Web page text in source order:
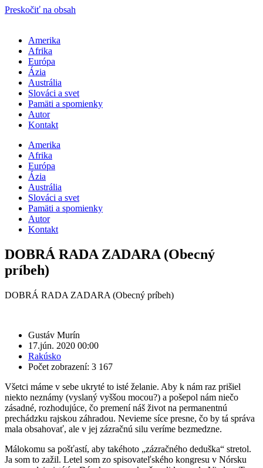
Preskočiť na obsah
Amerika
Afrika
Európa
Ázia
Austrália
Slováci a svet
Pamäti a spomienky
Autor
Kontakt
Amerika
Afrika
Európa
Ázia
Austrália
Slováci a svet
Pamäti a spomienky
Autor
Kontakt
DOBRÁ RADA ZADARA (Obecný
príbeh)
DOBRÁ RADA ZADARA (Obecný príbeh)
Gustáv Murín
17.jún. 2020 00:00
Rakúsko
Počet zobrazení: 3 167
Všetci máme v sebe ukryté to isté želanie. Aby k nám raz prišiel
niekto neznámy (vyslaný vyššou mocou?) a pošepol nám niečo
zásadné, rozhodujúce, čo premení náš život na permanentnú
prechádzku rajskou záhradou. Nevieme síce presne, čo by tá správa
mala obsahovať, ale v jej zázračnú silu veríme bezmedzne.
Málokomu sa pošťastí, aby takéhoto „zázračného deduška“ stretol.
Ja som to zažil. Letel som zo spisovateľského kongresu v Nórsku